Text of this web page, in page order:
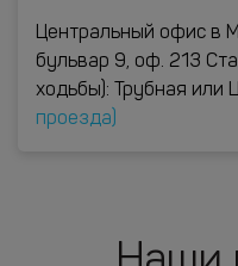
Центральный офис в
бульвар 9, оф. 213
ходьбы): Трубная или
проезда)